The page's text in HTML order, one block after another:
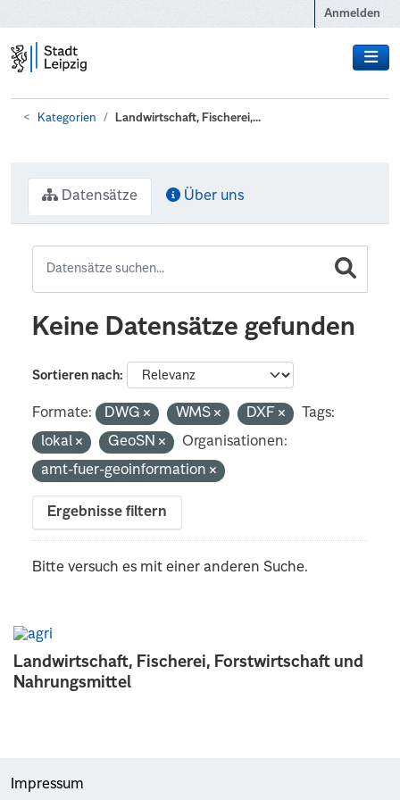
Anmelden
Kategorien Landwirtschaft, Fischerei,...
Landwirtschaft, Fischerei, Forstwirtschaft und
Nahrungsmittel
Datensätze Über uns
Keine Datensätze gefunden
Sortieren nach
Formate: DWG WMS DXF
Tags:
lokal
GeoSN
Organisationen:
amt-fuer-geoinformation
Ergebnisse filtern
Bitte versuch es mit einer anderen Suche.
Impressum